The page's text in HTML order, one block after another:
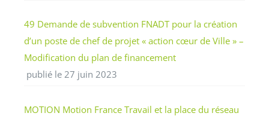
49 Demande de subvention FNADT pour la création
d’un poste de chef de projet « action cœur de Ville » –
Modification du plan de financement
publié le 27 juin 2023
MOTION Motion France Travail et la place du réseau